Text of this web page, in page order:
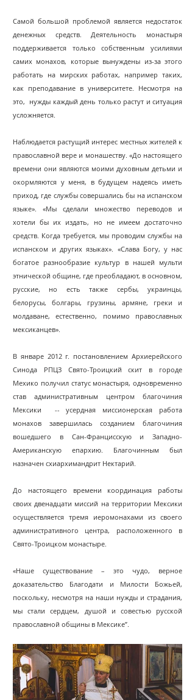
Самой большой проблемой является недостаток
денежных средств. Деятельность монастыря
поддерживается только собственным усилиями
самих монахов, которые вынуждены из-за этого
работать на мирских работах, например таких,
как преподавание в университете. Несмотря на
это, нужды каждый день только растут и ситуация
усложняется.
Наблюдается растущий интерес местных жителей к
православной вере и монашеству. «До настоящего
времени они являются моими духовным детьми и
окормляются у меня, в будущем надеясь иметь
приход, где службы совершались бы на испанском
языке». «Мы сделали множество переводов и
хотели бы их издать, но не имеем достаточно
средств. Когда требуется, мы проводим службы на
испанском и других языках». «Слава Богу, у нас
богатое разнообразие культур в нашей мульти
этнической общине, где пpеобладают, в основном,
русские, но есть также сербы, украинцы,
белорусы, болгары, грузины, армяне, греки и
молдаване, естественно, помимо православных
мексиканцев».
В январе 2012 г. постановлением Архиерейского
Синода РПЦЗ Свято-Троицкий скит в городе
Мехико получил статус монастыря, одновременно
став административным центром благочиния
Мексики -- усердная миссионерская работа
монахов завершилась созданием благочиния
вошедшего в Сан-Францисскую и Западно-
Американскую епархию. Благочинным был
назначен схиархимандрит Нектарий.
До настоящего времени координация работы
своих двенадцати миссий на территории Мексики
осуществляется тремя иеромонахами из своего
административного центра, расположенного в
Свято-Троицком монастыре.
«Наше существование – это чудо, верное
доказательство Благодати и Милости Божьей,
поскольку, несмотря на наши нужды и страдания,
мы стали сердцем, душой и совестью русской
православной общины в Мексике”.